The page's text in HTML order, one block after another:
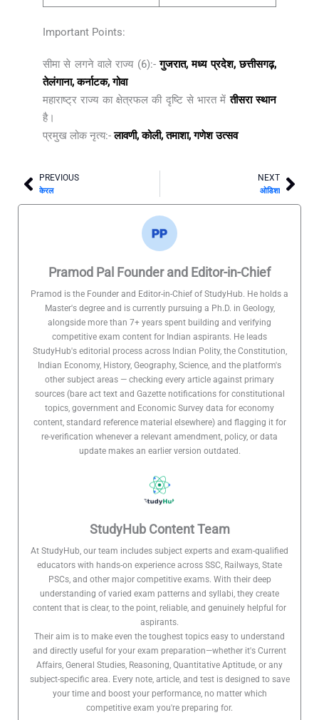
Important Points:
सीमा से लगने वाले राज्य (6):-गुजरात, मध्य प्रदेश, छत्तीसगढ़,
तेलंगाना, कर्नाटक, गोवा
महाराष्ट्र राज्य का क्षेत्रफल की दृष्टि से भारत मेंतीसरा स्थान
है।
प्रमुख लोक नृत्य:-लावणी, कोली, तमाशा, गणेश उत्सव
PrevPREVIOUS
केरल
NEXT
ओडिशा
Pramod Pal Founder and Editor-in-Chief
Pramod is the Founder and Editor-in-Chief of StudyHub. He holds a
Master's degree and is currently pursuing a Ph.D. in Geology,
alongside more than 7+ years spent building and verifying
competitive exam content for Indian aspirants. He leads
StudyHub's editorial process across Indian Polity, the Constitution,
Indian Economy, History, Geography, Science, and the platform's
other subject areas — checking every article against primary
sources (bare act text and Gazette notifications for constitutional
topics, government and Economic Survey data for economy
content, standard reference material elsewhere) and flagging it for
re-verification whenever a relevant amendment, policy, or data
update makes an earlier version outdated.
StudyHub Content Team
At StudyHub, our team includes subject experts and exam-qualified
educators with hands-on experience across SSC, Railways, State
PSCs, and other major competitive exams. With their deep
understanding of varied exam patterns and syllabi, they create
content that is clear, to the point, reliable, and genuinely helpful for
aspirants.
Their aim is to make even the toughest topics easy to understand
and directly useful for your exam preparation—whether it's Current
Affairs, General Studies, Reasoning, Quantitative Aptitude, or any
subject-specific area. Every note, article, and test is designed to save
your time and boost your performance, no matter which
competitive exam you're preparing for.